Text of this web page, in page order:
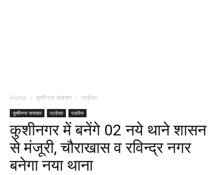
Home कुशीनगर समाचार पटहेरवा
कुशीनगर समाचार पटहेरवा पडरौना
कुशीनगर में बनेंगे 02 नये थाने शासन
से मंजूरी, चौराखास व रविन्द्र नगर
बनेगा नया थाना